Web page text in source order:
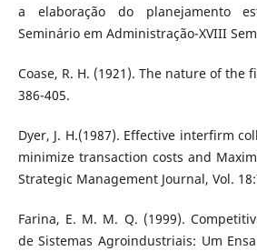
a elaboração do planejamento
Seminário em Administração-XVIII
Coase, R. H. (1921). The nature of the
386-405.
Dyer, J. H.(1987). Effective interfirm
minimize transaction costs and
Strategic Management Journal, Vol.
Farina, E. M. M. Q. (1999).
de Sistemas Agroindustriais: Um